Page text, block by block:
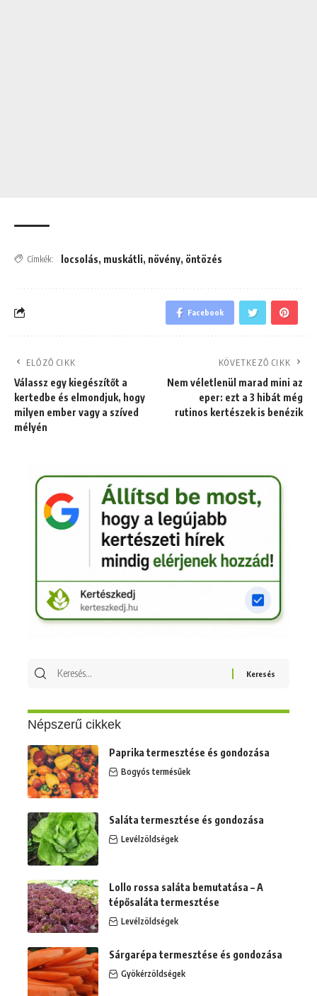
Címkék: locsolás, muskátli, növény, öntözés
Facebook
ELŐZŐ CIKK
Válassz egy kiegészítőt a
kertedbe és elmondjuk, hogy
milyen ember vagy a szíved
mélyén
KÖVETKEZŐ CIKK
Nem véletlenül marad mini az
eper: ezt a 3 hibát még
rutinos kertészek is benézik
Keresés
Népszerű cikkek
Paprika termesztése és gondozása
Bogyós termésűek
Saláta termesztése és gondozása
Levélzöldségek
Lollo rossa saláta bemutatása – A
tépősaláta termesztése
Levélzöldségek
Sárgarépa termesztése és gondozása
Gyökérzöldségek